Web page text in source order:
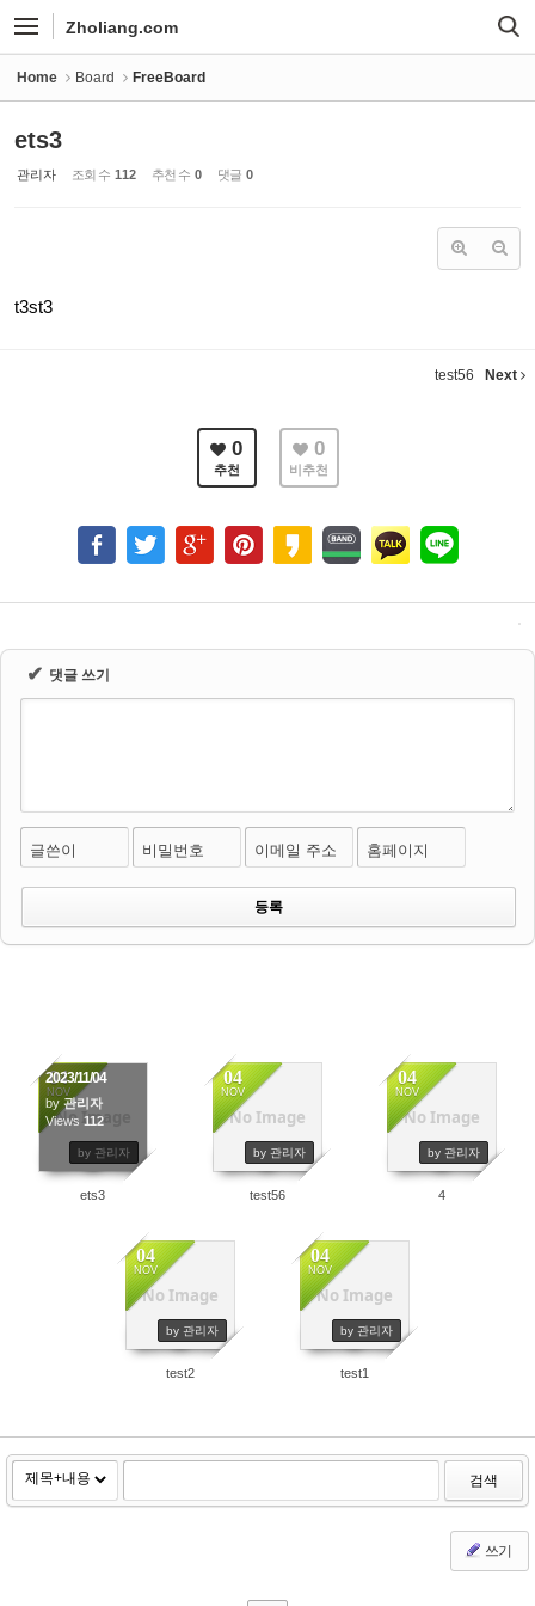
Zholiang.com
Home Board FreeBoard
ets3
관리자 조회 수 112 추천 수 0 댓글 0
t3st3
test56 Next
0
추천
0
비추천
✔ 댓글 쓰기
글쓴이 비밀번호 이메일 주소 홈페이지
No Image
04
NOV
by 관리자
2023/11/04
by관리자
Views112
ets3
No Image
04
NOV
by 관리자
44
test56
No Image
04
NOV
by 관리자
40
4
No Image
04
NOV
by 관리자
40
test2
No Image
04
NOV
by 관리자
39
test1
검색
쓰기